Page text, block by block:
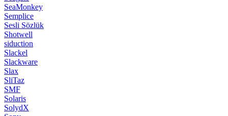
SliTaz
SMF
Solaris
SolydX
Sony
Sourceforge
SparkyLinux
Speedtest
SQLite
SteamOS
SUSE
Superb Mini Server
SuperX